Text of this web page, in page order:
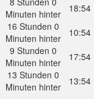
Minuten hinter
18:54
16 Stunden 0
Minuten hinter
10:54
9 Stunden 0
Minuten hinter
17:54
13 Stunden 0
Minuten hinter
13:54